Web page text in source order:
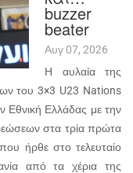
buzzer
beater
Αυγ 07, 2026
Η αυλαία της
του 3×3 U23 Nations
Εθνική Ελλάδας με την
στα τρία πρώτα
ήρθε στο τελευταίο
από τα χέρια της